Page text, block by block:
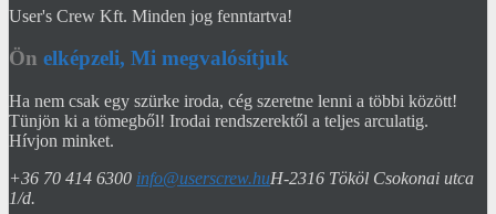
User's Crew Kft. Minden jog fenntartva!
Ön elképzeli, Mi megvalósítjuk
Ha nem csak egy szürke iroda, cég szeretne lenni a többi között!
Tünjön ki a tömegből! Irodai rendszerektől a teljes arculatig.
Hívjon minket.
+36 70 414 6300 info@userscrew.huH-2316 Tököl Csokonai utca
1/d.